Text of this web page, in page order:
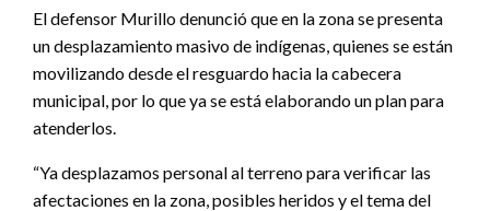
El defensor Murillo denunció que en la zona se presenta
un desplazamiento masivo de indígenas, quienes se están
movilizando desde el resguardo hacia la cabecera
municipal, por lo que ya se está elaborando un plan para
atenderlos.
“Ya desplazamos personal al terreno para verificar las
afectaciones en la zona, posibles heridos y el tema del